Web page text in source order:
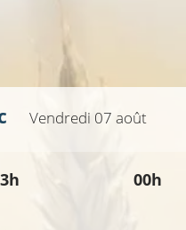
Vendredi 07 août
00h